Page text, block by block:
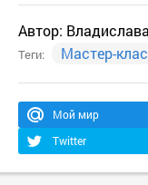
Автор: Владислава
Теги: Мастер-
Мой мир
Twitter